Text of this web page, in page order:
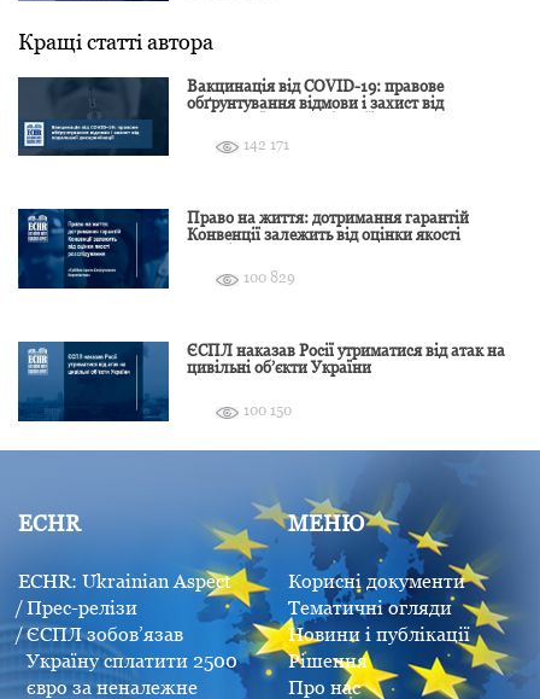
Кращі статті автора
Вакцинація від COVID-19: правове
обґрунтування відмови і захист від
142 171
Право на життя: дотримання гарантій
Конвенції залежить від оцінки якості
100 829
ЄСПЛ наказав Росії утриматися від атак на
цивільні об’єкти України
100 150
ECHR
ECHR: Ukrainian Aspect
Прес-релізи
ЄСПЛ зобов’язав
Україну сплатити 2500
євро за неналежне
МЕНЮ
Корисні документи
Тематичні огляди
Новини і публікації
Рішення
Про нас